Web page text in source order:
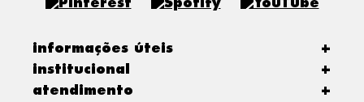
informações úteis
+
institucional
+
atendimento
+